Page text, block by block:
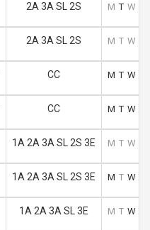
2A 3A SL 2S M T W
2A 3A SL 2S M T W
CC M T W
CC M T W
1A 2A 3A SL 2S 3E M T W
1A 2A 3A SL 2S 3E M T W
1A 2A 3A SL 3E M T W